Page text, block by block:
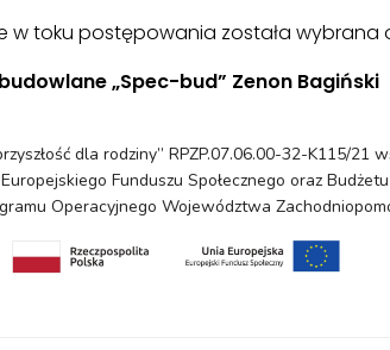
w toku postępowania została wybrana
„Spec-bud” Zenon Bagiński
dla rodziny” RPZP.07.06.00-32-K115/21
Funduszu Społecznego oraz
Operacyjnego Województwa